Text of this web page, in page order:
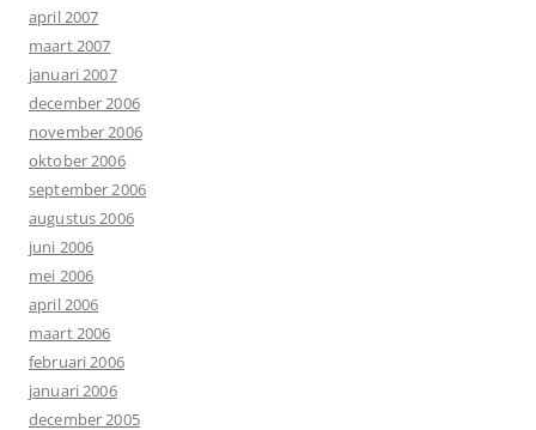
april 2007
maart 2007
januari 2007
december 2006
november 2006
oktober 2006
september 2006
augustus 2006
juni 2006
mei 2006
april 2006
maart 2006
februari 2006
januari 2006
december 2005